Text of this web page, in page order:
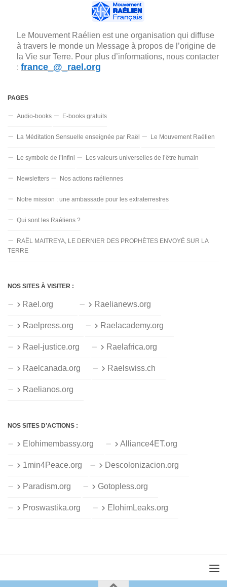
Le Mouvement Raélien est une organisation qui diffuse
à travers le monde un Message à propos de l’origine de
la Vie sur Terre. Pour plus d’informations, nous contacter
: france_@_rael.org
PAGES
Audio-books E-books gratuits
La Méditation Sensuelle enseignée par Raël Le Mouvement Raélien
Le symbole de l’infini Les valeurs universelles de l’être humain
Newsletters Nos actions raéliennes
Notre mission : une ambassade pour les extraterrestres
Qui sont les Raéliens ?
RAËL MAITREYA, LE DERNIER DES PROPHÈTES ENVOYÉ SUR LA
TERRE
NOS SITES À VISITER :
Rael.org Raelianews.org
Raelpress.org Raelacademy.org
Rael-justice.org Raelafrica.org
Raelcanada.org Raelswiss.ch
Raelianos.org
NOS SITES D’ACTIONS :
Elohimembassy.org Alliance4ET.org
1min4Peace.org Descolonizacion.org
Paradism.org Gotopless.org
Proswastika.org ElohimLeaks.org